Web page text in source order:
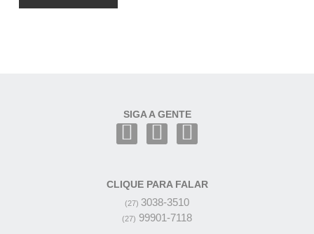
SIGA A GENTE
CLIQUE PARA FALAR
(27) 3038-3510
(27) 99901-7118